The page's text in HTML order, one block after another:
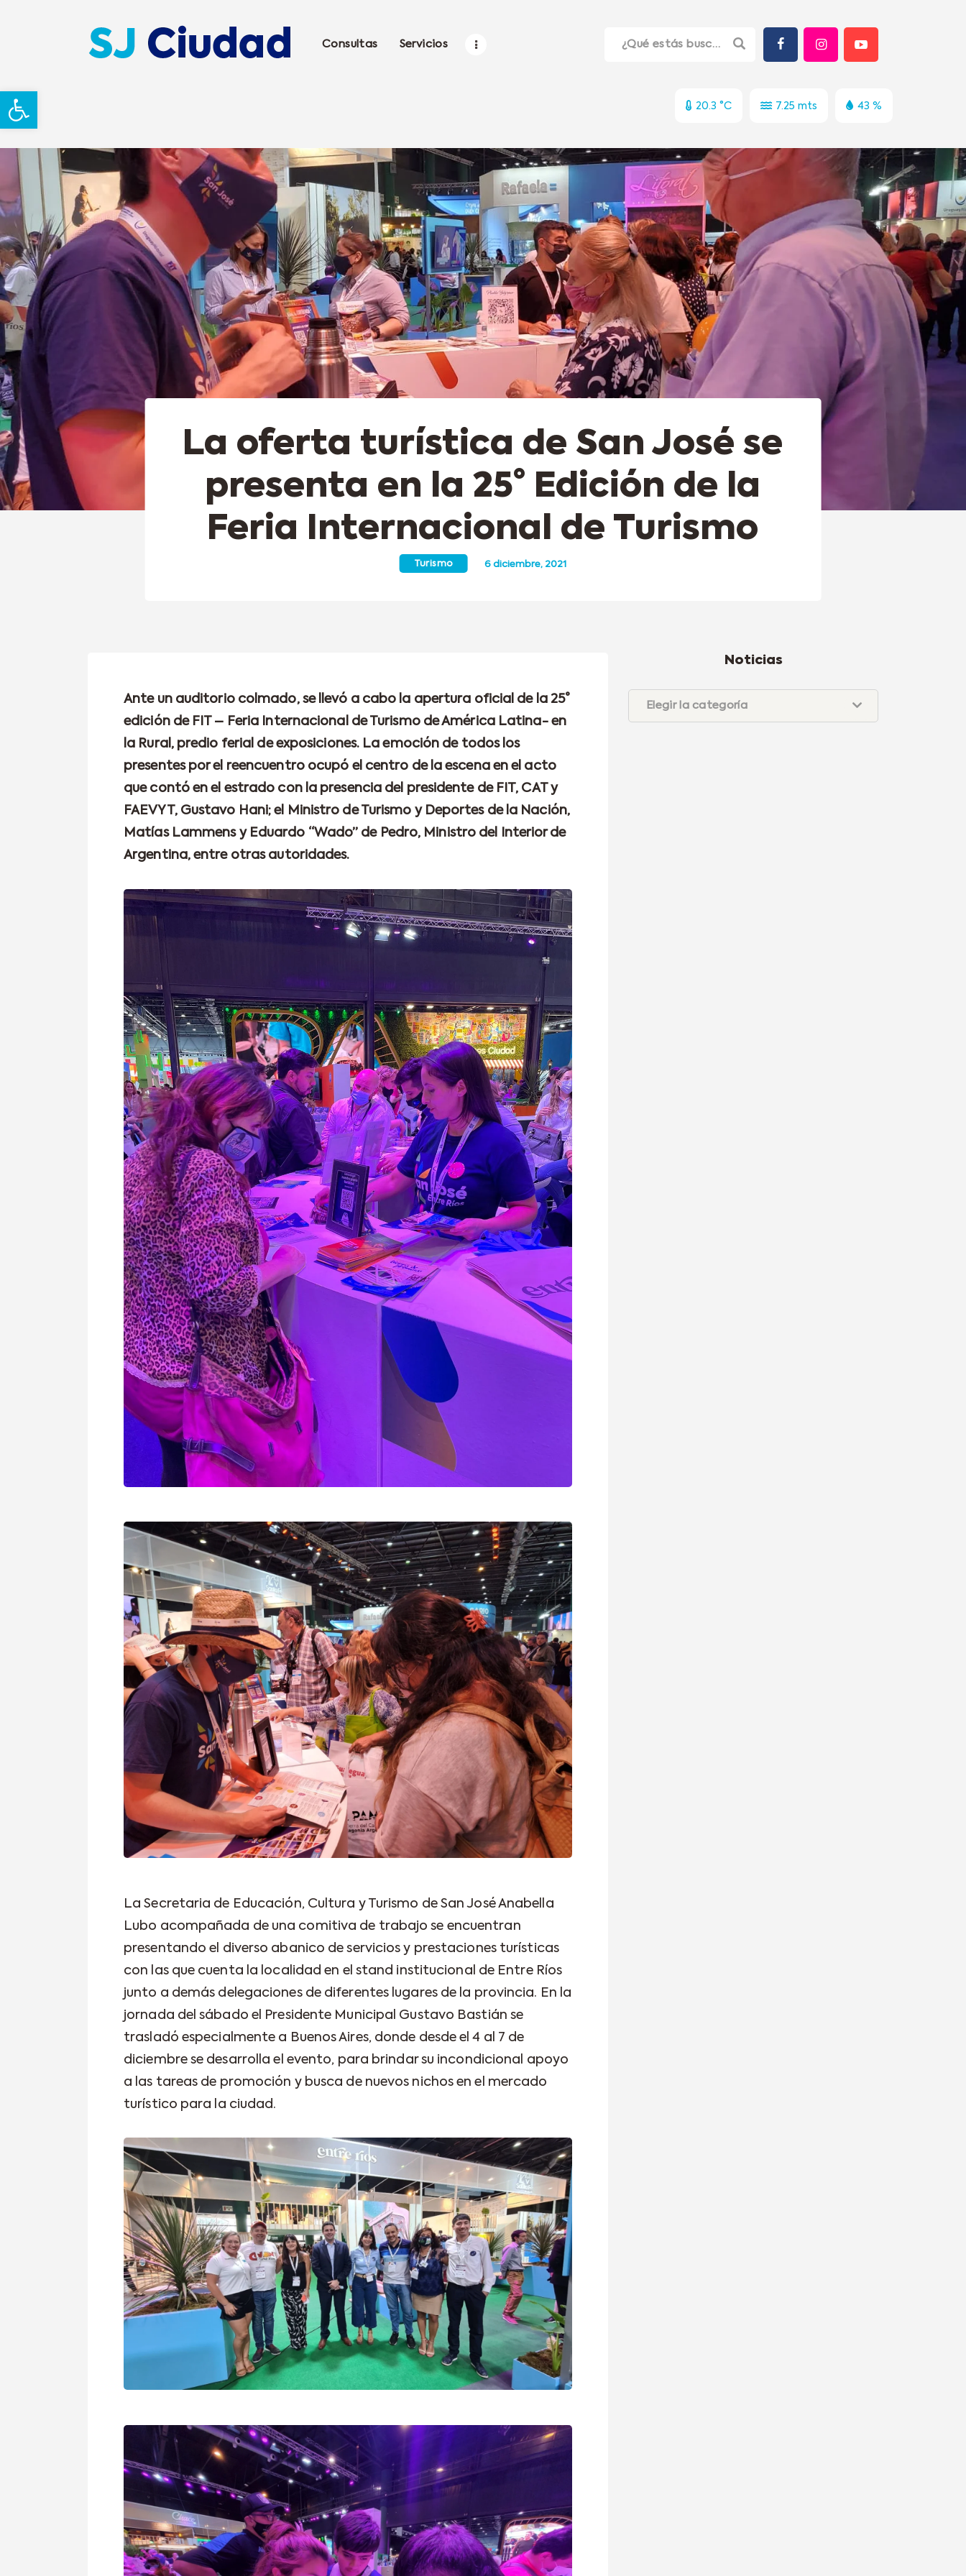
Abrir barra de herramientas
Consultas Servicios
20.3 °C 7.25 mts 43 %
La oferta turística de San José se
presenta en la 25° Edición de la
Feria Internacional de Turismo
Turismo 6 diciembre, 2021
Ante un auditorio colmado, se llevó a cabo la apertura oficial de la 25°
edición de FIT – Feria Internacional de Turismo de América Latina- en
la Rural, predio ferial de exposiciones. La emoción de todos los
presentes por el reencuentro ocupó el centro de la escena en el acto
que contó en el estrado con la presencia del presidente de FIT, CAT y
FAEVYT, Gustavo Hani; el Ministro de Turismo y Deportes de la Nación,
Matías Lammens y Eduardo “Wado” de Pedro, Ministro del Interior de
Argentina, entre otras autoridades.
La Secretaria de Educación, Cultura y Turismo de San José Anabella
Lubo acompañada de una comitiva de trabajo se encuentran
presentando el diverso abanico de servicios y prestaciones turísticas
con las que cuenta la localidad en el stand institucional de Entre Ríos
junto a demás delegaciones de diferentes lugares de la provincia. En la
jornada del sábado el Presidente Municipal Gustavo Bastián se
trasladó especialmente a Buenos Aires, donde desde el 4 al 7 de
diciembre se desarrolla el evento, para brindar su incondicional apoyo
a las tareas de promoción y busca de nuevos nichos en el mercado
turístico para la ciudad.
Noticias